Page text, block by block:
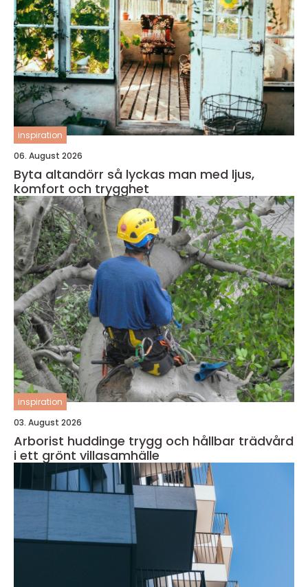
inspiration
06. August 2026
Byta altandörr så lyckas man med ljus,
komfort och trygghet
inspiration
03. August 2026
Arborist huddinge trygg och hållbar trädvård
i ett grönt villasamhälle